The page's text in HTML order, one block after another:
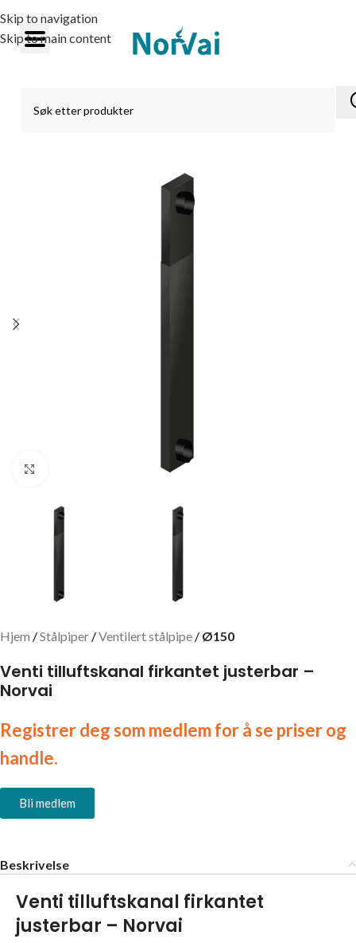
Skip to navigation
Skip to main content
Hjem Stålpiper Ventilert stålpipe Ø150
Venti tilluftskanal firkantet justerbar –
Norvai
Registrer deg som medlem for å se priser og
handle.
Bli medlem
Beskrivelse
Venti tilluftskanal firkantet
justerbar – Norvai